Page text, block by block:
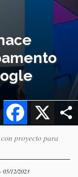
X
Facebook
proyecto para
- 05/12/2023